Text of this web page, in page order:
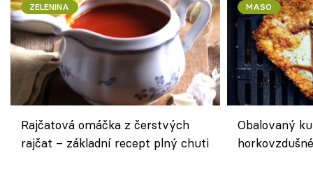
ZELENINA
Rajčatová omáčka z čerstvých
rajčat – základní recept plný chuti
MASO
Obalovaný